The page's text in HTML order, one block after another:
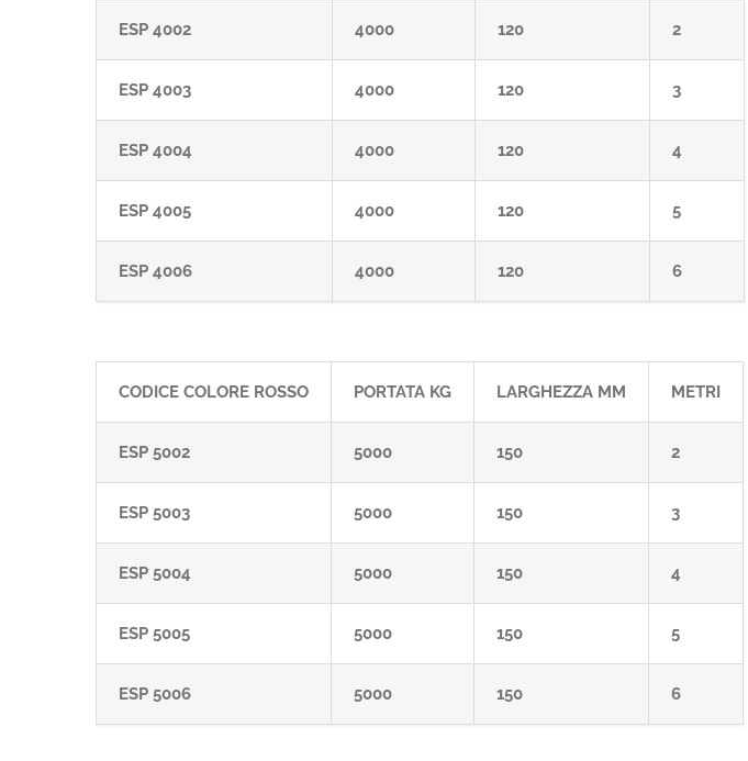
ESP 4002 4000 120 2
ESP 4003 4000 120 3
ESP 4004 4000 120 4
ESP 4005 4000 120 5
ESP 4006 4000 120 6
CODICE COLORE ROSSO PORTATA KG LARGHEZZA MM METRI
ESP 5002 5000 150 2
ESP 5003 5000 150 3
ESP 5004 5000 150 4
ESP 5005 5000 150 5
ESP 5006 5000 150 6